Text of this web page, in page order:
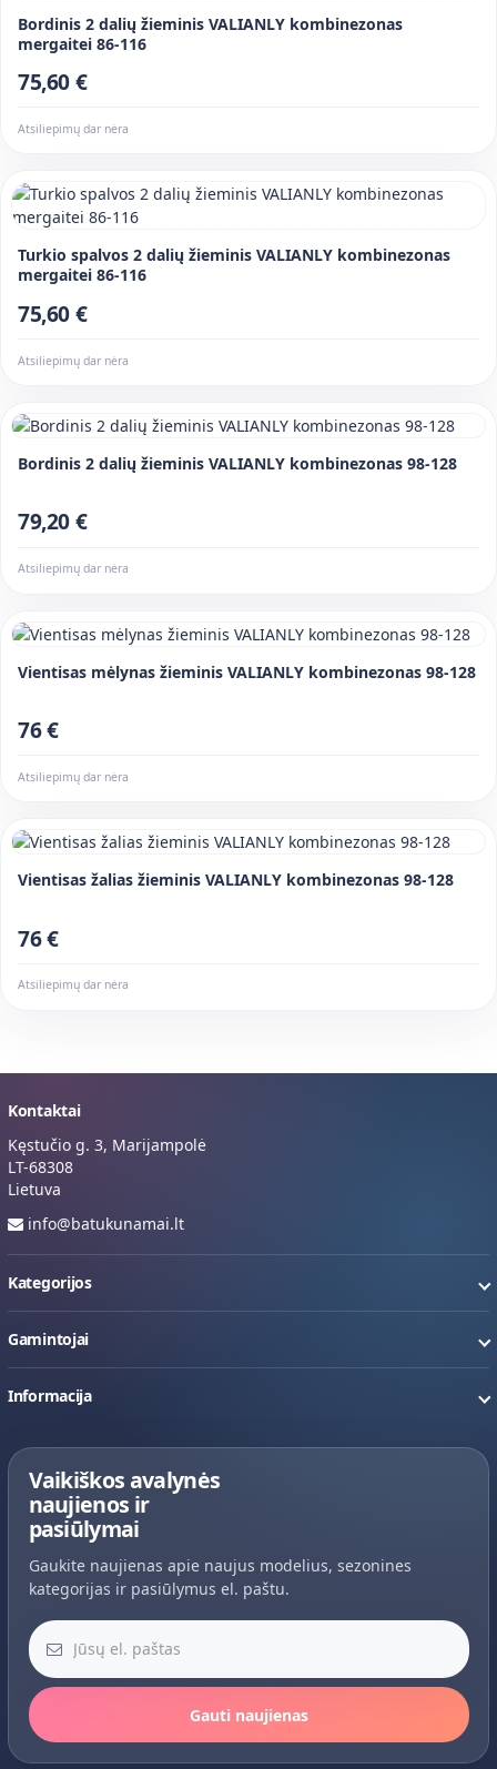
Bordinis 2 dalių žieminis VALIANLY kombinezonas
mergaitei 86-116
75,60 €
Atsiliepimų dar nėra
Turkio spalvos 2 dalių žieminis VALIANLY kombinezonas
mergaitei 86-116
75,60 €
Atsiliepimų dar nėra
Bordinis 2 dalių žieminis VALIANLY kombinezonas 98-128
79,20 €
Atsiliepimų dar nėra
Vientisas mėlynas žieminis VALIANLY kombinezonas 98-128
76 €
Atsiliepimų dar nėra
Vientisas žalias žieminis VALIANLY kombinezonas 98-128
76 €
Atsiliepimų dar nėra
Kontaktai
Kęstučio g. 3, Marijampolė
LT-68308
Lietuva
info@batukunamai.lt
Kategorijos
Gamintojai
Informacija
Vaikiškos avalynės
naujienos ir
pasiūlymai
Gaukite naujienas apie naujus modelius, sezonines
kategorijas ir pasiūlymus el. paštu.
Jūsų el. paštas
Gauti naujienas